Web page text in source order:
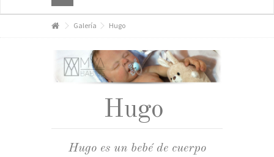
HOME
+
TIENDA MYA BABIES
CURSOS
SOBRE MYA BABIES
Galería Hugo
Hugo
Hugo es un bebé de cuerpo